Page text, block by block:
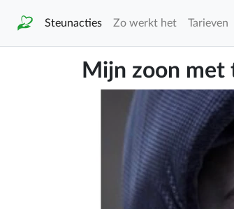
Steunacties Zo werkt het Tarieven
Mijn zoon met